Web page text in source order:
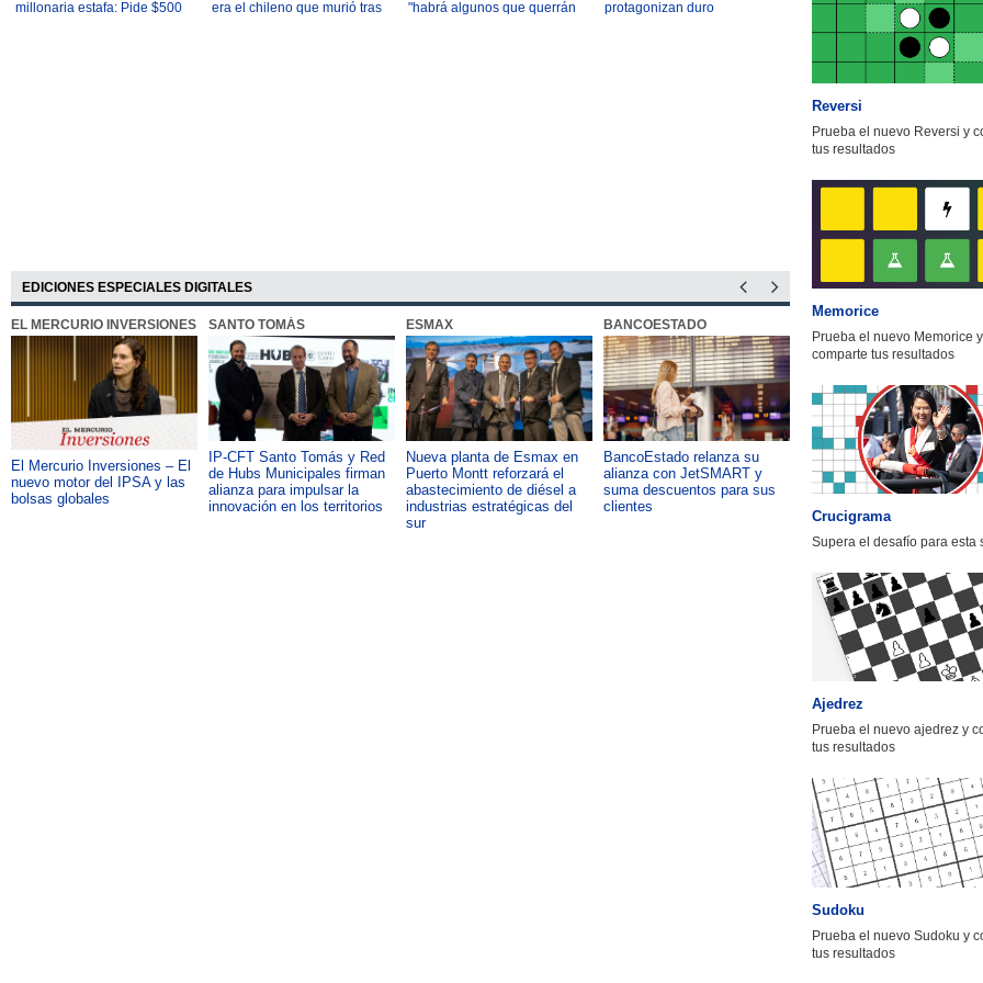
millonaria estafa: Pide $500
era el chileno que murió tras
"habrá algunos que querrán
protagonizan duro
EDICIONES ESPECIALES DIGITALES
EL MERCURIO INVERSIONES
El Mercurio Inversiones – El
nuevo motor del IPSA y las
bolsas globales
SANTO TOMÁS
IP-CFT Santo Tomás y Red
de Hubs Municipales firman
alianza para impulsar la
innovación en los territorios
ESMAX
Nueva planta de Esmax en
Puerto Montt reforzará el
abastecimiento de diésel a
industrias estratégicas del
sur
BANCOESTADO
BancoEstado relanza su
alianza con JetSMART y
suma descuentos para sus
clientes
Capacitación como foco del
desarrollo país: OTIC de la
CChC lanza podcast sobre
Reversi
Prueba el nuevo Reversi y
tus resultados
Memorice
Prueba el nuevo Memorice y
comparte tus resultados
Crucigrama
Supera el desafío para esta
Ajedrez
Prueba el nuevo ajedrez y
tus resultados
Sudoku
Prueba el nuevo Sudoku y
tus resultados